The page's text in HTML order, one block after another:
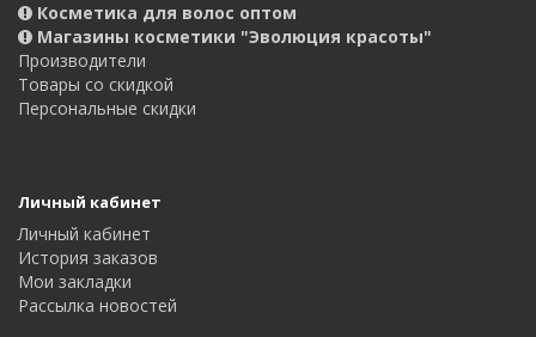
Косметика для волос оптом
Магазины косметики "Эволюция красоты"
Производители
Товары со скидкой
Персональные скидки
Личный кабинет
Личный кабинет
История заказов
Мои закладки
Рассылка новостей